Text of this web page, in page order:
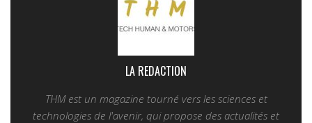
LA REDACTION
THM est un magazine tourné vers les sciences et
technologies de l'avenir, qui propose des actualités et